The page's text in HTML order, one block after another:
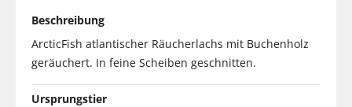
Beschreibung
ArcticFish atlantischer Räucherlachs mit Buchenholz
geräuchert. In feine Scheiben geschnitten.
Ursprungstier